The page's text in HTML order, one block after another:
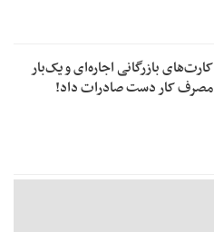
کارت‌های بازرگانی اجاره‌ای و یک‌بار
مصرف کار دست صادرات داد!